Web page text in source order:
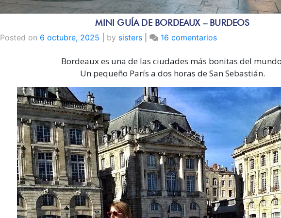
MINI GUÍA DE BORDEAUX – BURDEOS
Posted on 6 octubre, 2025 by sisters 16 comentariosen
GUÍA
DE
–
BURDEOS
Bordeaux es una de las ciudades más bonitas del
Un pequeño París a dos horas de San Sebastián.